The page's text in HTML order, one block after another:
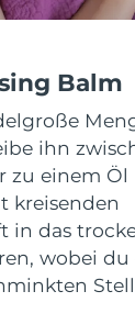
Balm
ihn
zu einem Öl
kreisenden
in das
wobei